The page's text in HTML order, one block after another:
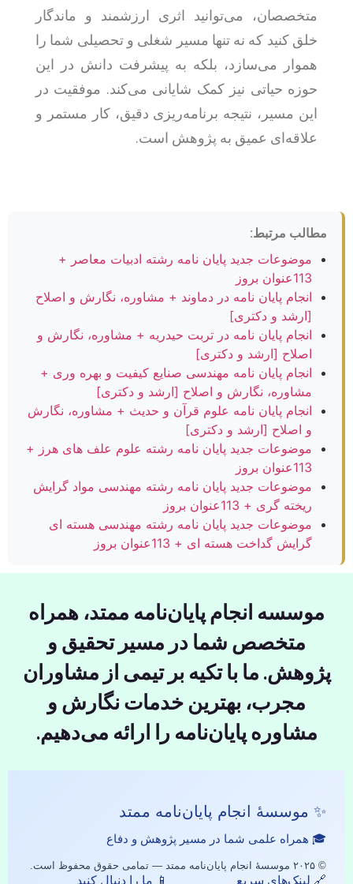
متخصصان، می‌توانید اثری ارزشمند و ماندگار
خلق کنید که نه تنها مسیر شغلی و تحصیلی شما را
هموار می‌سازد، بلکه به پیشرفت دانش در این
حوزه حیاتی نیز کمک شایانی می‌کند. موفقیت در
این مسیر، نتیجه برنامه‌ریزی دقیق، کار مستمر و
علاقه‌ای عمیق به پژوهش است.
مطالب مرتبط:
موضوعات جدید پایان نامه رشته ادبیات معاصر +
113عنوان بروز
انجام پایان نامه در دماوند + مشاوره، نگارش و اصلاح
[ارشد و دکتری]
انجام پایان نامه در تربت حیدریه + مشاوره، نگارش و
اصلاح [ارشد و دکتری]
انجام پایان نامه مهندسی صنایع کیفیت و بهره وری +
مشاوره، نگارش و اصلاح [ارشد و دکتری]
انجام پایان نامه علوم قرآن و حدیث + مشاوره، نگارش
و اصلاح [ارشد و دکتری]
موضوعات جدید پایان نامه رشته علوم علف های هرز +
113عنوان بروز
موضوعات جدید پایان نامه رشته مهندسی مواد گرایش
ریخته گری + 113عنوان بروز
موضوعات جدید پایان نامه رشته مهندسی هسته ای
گرایش گداخت هسته ای + 113عنوان بروز
موسسه انجام پایان‌نامه ممتد، همراه
متخصص شما در مسیر تحقیق و
پژوهش. ما با تکیه بر تیمی از مشاوران
مجرب، بهترین خدمات نگارش و
مشاوره پایان‌نامه را ارائه می‌دهیم.
✨ موسسهٔ انجام پایان‌نامه ممتد
🎓 همراه علمی شما در مسیر پژوهش و دفاع
© ۲۰۲۵ موسسهٔ انجام پایان‌نامه ممتد — تمامی حقوق محفوظ است.
🔗 لینک‌های سریع 📱 ما را دنبال کنید